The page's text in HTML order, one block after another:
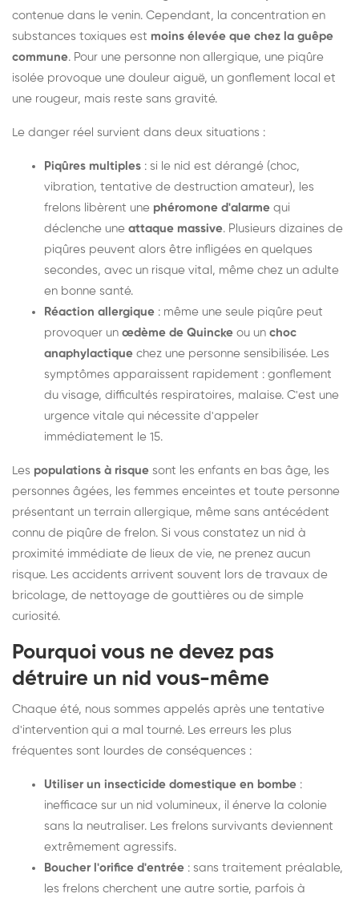
contenue dans le venin. Cependant, la concentration en
substances toxiques est moins élevée que chez la guêpe
commune. Pour une personne non allergique, une piqûre
isolée provoque une douleur aiguë, un gonflement local et
une rougeur, mais reste sans gravité.
Le danger réel survient dans deux situations :
Piqûres multiples : si le nid est dérangé (choc,
vibration, tentative de destruction amateur), les
frelons libèrent une phéromone d'alarme qui
déclenche une attaque massive. Plusieurs dizaines de
piqûres peuvent alors être infligées en quelques
secondes, avec un risque vital, même chez un adulte
en bonne santé.
Réaction allergique : même une seule piqûre peut
provoquer un œdème de Quincke ou un choc
anaphylactique chez une personne sensibilisée. Les
symptômes apparaissent rapidement : gonflement
du visage, difficultés respiratoires, malaise. C'est une
urgence vitale qui nécessite d'appeler
immédiatement le 15.
Les populations à risque sont les enfants en bas âge, les
personnes âgées, les femmes enceintes et toute personne
présentant un terrain allergique, même sans antécédent
connu de piqûre de frelon. Si vous constatez un nid à
proximité immédiate de lieux de vie, ne prenez aucun
risque. Les accidents arrivent souvent lors de travaux de
bricolage, de nettoyage de gouttières ou de simple
curiosité.
Pourquoi vous ne devez pas
détruire un nid vous-même
Chaque été, nous sommes appelés après une tentative
d'intervention qui a mal tourné. Les erreurs les plus
fréquentes sont lourdes de conséquences :
Utiliser un insecticide domestique en bombe :
inefficace sur un nid volumineux, il énerve la colonie
sans la neutraliser. Les frelons survivants deviennent
extrêmement agressifs.
Boucher l'orifice d'entrée : sans traitement préalable,
les frelons cherchent une autre sortie, parfois à